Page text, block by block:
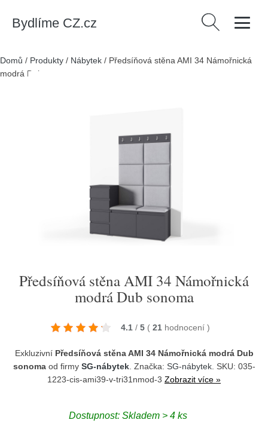
Bydlíme CZ.cz Vyhledávání
Domů / Produkty / Nábytek / Předsíňová stěna AMI 34 Námořnická
modrá Dub sonoma
Předsíňová stěna AMI 34 Námořnická
modrá Dub sonoma
4.1 / 5 ( 21 hodnocení )
Exkluzivní Předsíňová stěna AMI 34 Námořnická modrá Dub
sonomaod firmy SG-nábytek. Značka: SG-nábytek. SKU: 035-
1223-cis-ami39-v-tri31nmod-3 Zobrazit více »
Dostupnost: Skladem > 4 ks